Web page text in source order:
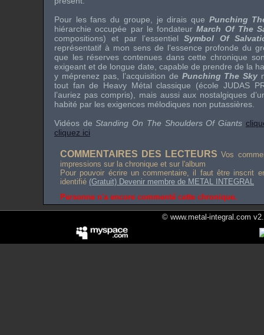
Pour les fans du groupe, je dirais que Punching
hiérarchie occupée par le fondateurMarch Of The
compositions) et par l’essentielSymbol Of
représentatif à mon sens de l’essence profonde du
que les réserves contenues dans cette chronique
exigeant et de longue date, capable de prendre de la
y méprenez pas, l’acquisition de Punching The Sky
tout fan de Heavy Métal classique (école JUDAS
l’auriez pas compris), mais aussi aux nostalgiques
habité par les exigences mélodiques non putassières.
Vidéos deStanding On The Shoulders Of Giants
cliquez ici
COMMENTAIRES DES LECTEURS Vos
impressions sur la chronique et sur l'album
Pour pouvoir écrire un commentaire, il faut être inscrit
identifié (Gratuit) Devenir membre de METAL INTEGRAL
Personne n'a encore commenté cette chronique.
© www.metal-integral.com